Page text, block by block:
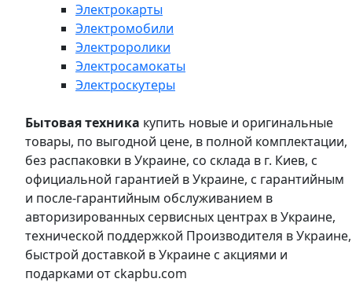
Электрокарты
Электромобили
Электроролики
Электросамокаты
Электроскутеры
Бытовая техника купить новые и оригинальные
товары, по выгодной цене, в полной комплектации,
без распаковки в Украине, со склада в г. Киев, с
официальной гарантией в Украине, с гарантийным
и после-гарантийным обслуживанием в
авторизированных сервисных центрах в Украине,
технической поддержкой Производителя в Украине,
быстрой доставкой в Украине с акциями и
подарками от ckapbu.com